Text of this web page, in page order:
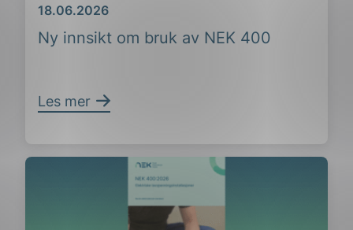
Ny innsikt om bruk av NEK 400
Dato
18.06.2026
Les mer